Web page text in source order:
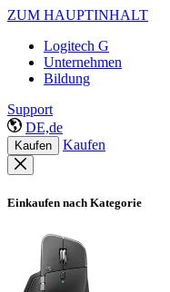
ZUM HAUPTINHALT
Logitech G
Unternehmen
Bildung
Support
DE,de
Kaufen Kaufen
Einkaufen nach Kategorie